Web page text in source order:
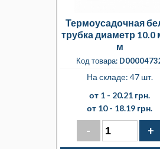
Термоусадочная
трубка диаметр 10.0
м
Код товара:
На складе: 47 шт.
от 1 - 20.21 грн.
от 10 - 18.19 грн.
- +